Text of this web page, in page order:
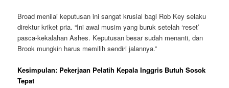
Broad menilai keputusan ini sangat krusial bagi Rob Key selaku
direktur kriket pria. “Ini awal musim yang buruk setelah ‘reset’
pasca-kekalahan Ashes. Keputusan besar sudah menanti, dan
Brook mungkin harus memilih sendiri jalannya.”
Kesimpulan: Pekerjaan Pelatih Kepala Inggris Butuh Sosok
Tepat